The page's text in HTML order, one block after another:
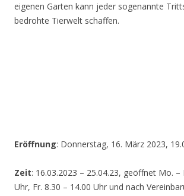
eigenen Garten kann jeder sogenannte
bedrohte Tierwelt schaffen.
Eröffnung: Donnerstag, 16. März 2023,
Zeit: 16.03.2023 – 25.04.23, geöffnet Mo. –
Uhr, Fr. 8.30 – 14.00 Uhr und nach